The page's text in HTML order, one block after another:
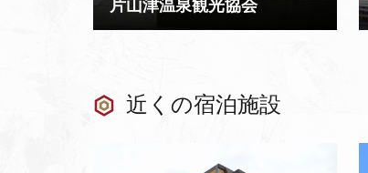
片山津温泉観光協会
近くの宿泊施設